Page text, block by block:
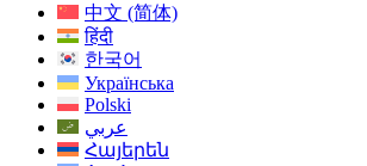
中文 (简体)
हिंदी
한국어
Українська
Polski
عربي
Հայերեն